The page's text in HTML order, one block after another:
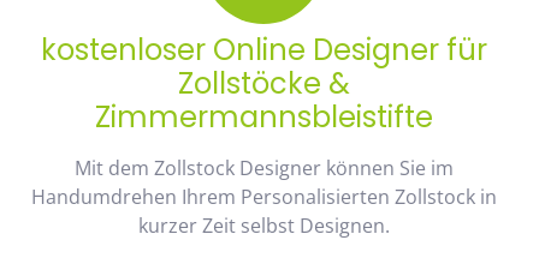
kostenloser Online Designer für
Zollstöcke &
Zimmermannsbleistifte
Mit dem Zollstock Designer können Sie im
Handumdrehen Ihrem Personalisierten Zollstock in
kurzer Zeit selbst Designen.